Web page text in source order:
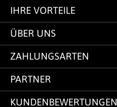
IHRE VORTEILE
ÜBER UNS
ZAHLUNGSARTEN
PARTNER
KUNDENBEWERTUNGEN